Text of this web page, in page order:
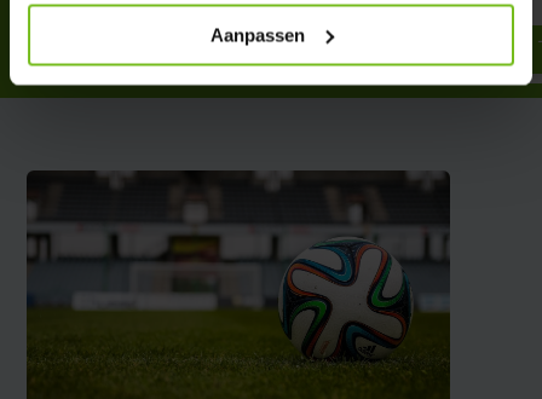
Aanpassen
Deliverytime Deliverytime